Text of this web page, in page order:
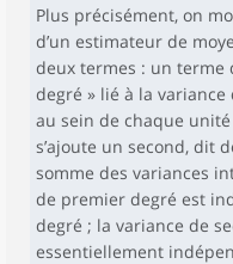
Plus précisément, on
d’un estimateur de
deux termes : un terme
degré » lié à la
au sein de chaque
s’ajoute un second, dit
somme des variances
de premier degré est
degré ; la variance de
essentiellement